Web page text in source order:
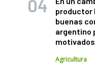
productor
buenas
argentino
Agricultura